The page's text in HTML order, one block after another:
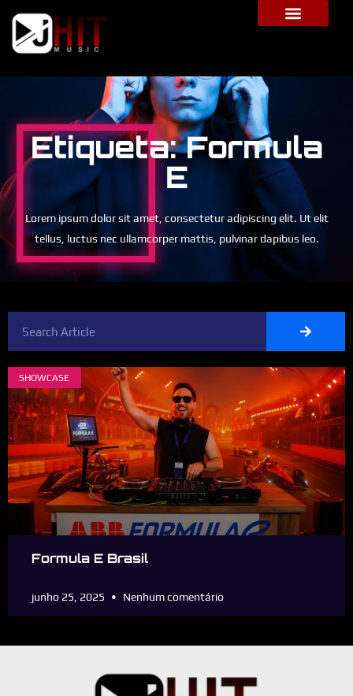
Etiqueta: Formula
E
Lorem ipsum dolor sit amet, consectetur adipiscing elit. Ut elit
tellus, luctus nec ullamcorper mattis, pulvinar dapibus leo.
SHOWCASE
Formula E Brasil
junho 25, 2025 Nenhum comentário